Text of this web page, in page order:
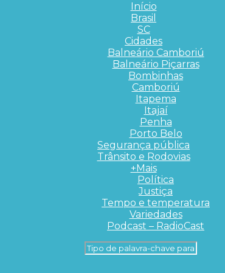
Início
Brasil
SC
Cidades
Balneário Camboriú
Balneário Piçarras
Bombinhas
Camboriú
Itapema
Itajaí
Penha
Porto Belo
Segurança pública
Trânsito e Rodovias
+Mais
Política
Justiça
Tempo e temperatura
Variedades
Podcast – RadioCast